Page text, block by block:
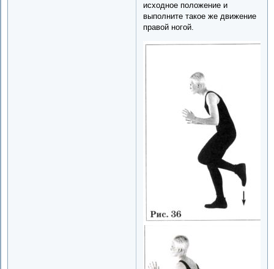
исходное положение и
выполните такое же движение
правой ногой.